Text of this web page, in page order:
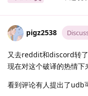
pigz2538
又去reddit和discord转
现在对这个破译的热情下
看到评论有人提出了udb